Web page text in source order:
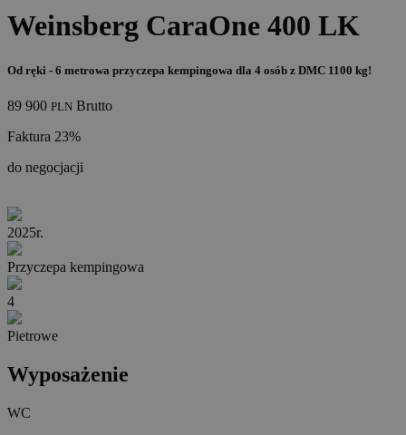
Weinsberg CaraOne 400 LK
Od ręki - 6 metrowa przyczepa kempingowa dla 4 osób z DMC 1100 kg!
89 900 PLN Brutto
Faktura 23%
do negocjacji
2025r.
Przyczepa kempingowa
4
Pietrowe
Wyposażenie
WC